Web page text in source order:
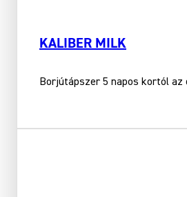
KALIBER MILK
Borjútápszer 5 napos kortól az